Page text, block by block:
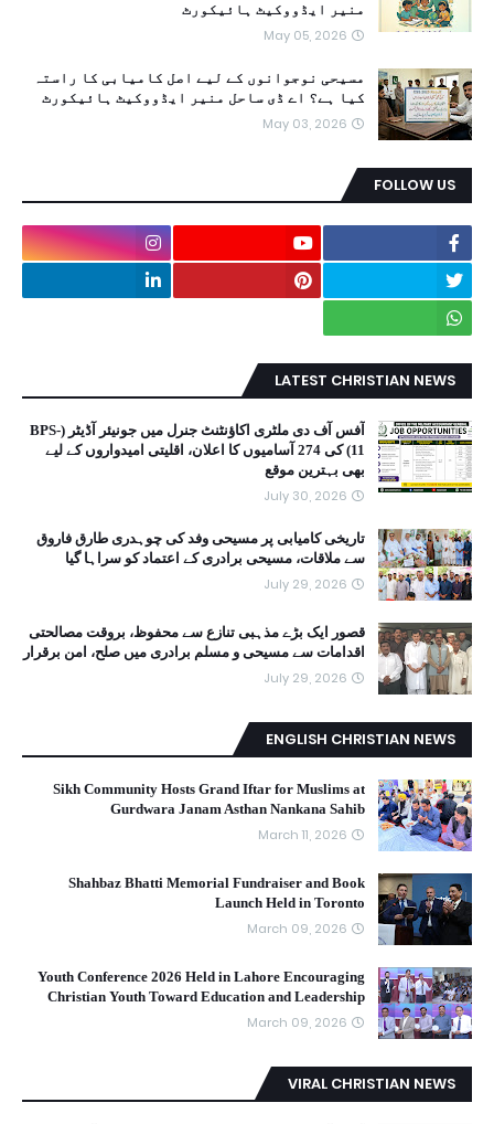
منیر ایڈووکیٹ ہائیکورٹ
May 05, 2026
مسیحی نوجوانوں کے لیے اصل کامیابی کا راستہ
کیا ہے؟ اے ڈی ساحل منیر ایڈووکیٹ ہائیکورٹ
May 03, 2026
FOLLOW US
LATEST CHRISTIAN NEWS
آفس آف دی ملٹری اکاؤنٹنٹ جنرل میں جونیئر آڈیٹر (BPS-
11) کی 274 آسامیوں کا اعلان، اقلیتی امیدواروں کے لیے
بھی بہترین موقع
July 30, 2026
تاریخی کامیابی پر مسیحی وفد کی چوہدری طارق فاروق
سے ملاقات، مسیحی برادری کے اعتماد کو سراہا گیا
July 29, 2026
قصور ایک بڑے مذہبی تنازع سے محفوظ، بروقت مصالحتی
اقدامات سے مسیحی و مسلم برادری میں صلح، امن برقرار
July 29, 2026
ENGLISH CHRISTIAN NEWS
Sikh Community Hosts Grand Iftar for Muslims at
Gurdwara Janam Asthan Nankana Sahib
March 11, 2026
Shahbaz Bhatti Memorial Fundraiser and Book
Launch Held in Toronto
March 09, 2026
Youth Conference 2026 Held in Lahore Encouraging
Christian Youth Toward Education and Leadership
March 09, 2026
VIRAL CHRISTIAN NEWS